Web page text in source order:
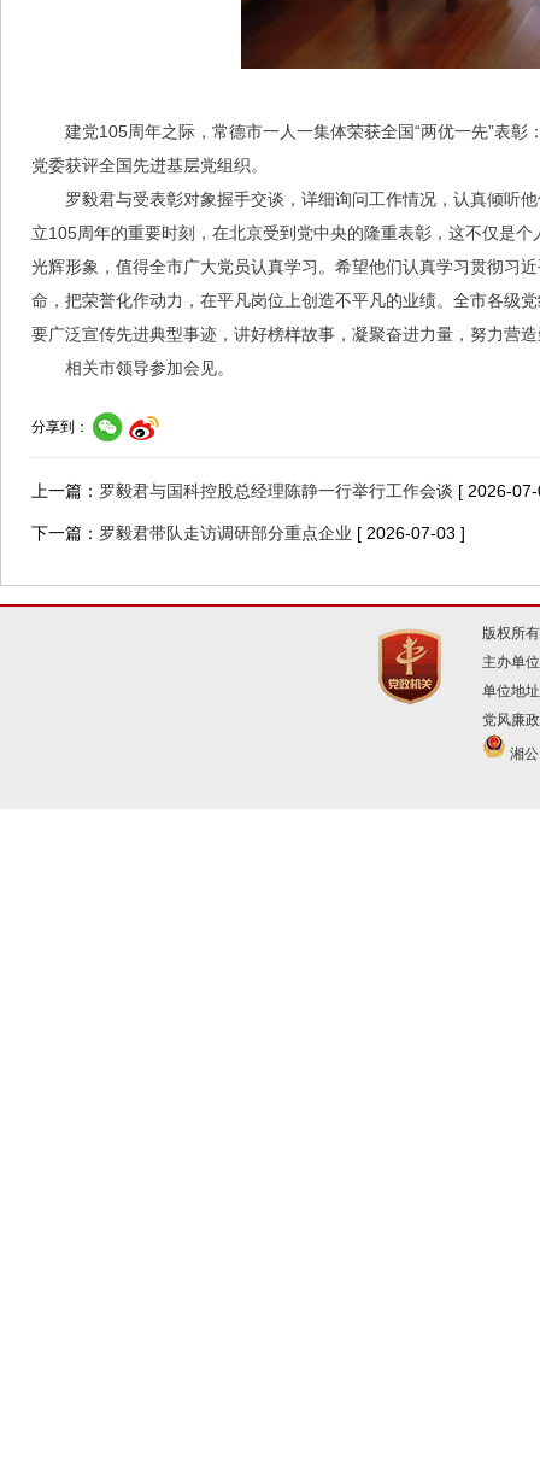
建党105周年之际，常德市一人一集体荣获全国“两优一先”表
党委获评全国先进基层党组织。
罗毅君与受表彰对象握手交谈，详细询问工作情况，认真倾听
立105周年的重要时刻，在北京受到党中央的隆重表彰，这不仅是
光辉形象，值得全市广大党员认真学习。希望他们认真学习贯彻习
命，把荣誉化作动力，在平凡岗位上创造不平凡的业绩。全市各级
要广泛宣传先进典型事迹，讲好榜样故事，凝聚奋进力量，努力营
相关市领导参加会见。
分享到：
上一篇： 罗毅君与国科控股总经理陈静一行举行工作会谈 [ 2026-
下一篇： 罗毅君带队走访调研部分重点企业 [ 2026-07-03 ]
版权所
主办单
单位地
党风廉
湘